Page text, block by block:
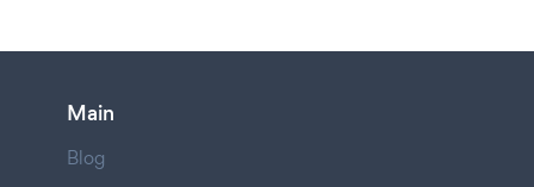
Main
Blog